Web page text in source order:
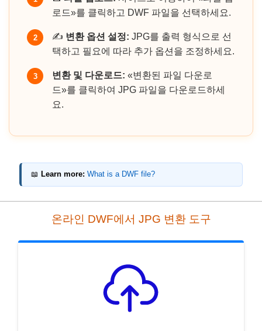
로드»를 클릭하고 DWF 파일을 선택하세요.
2 ✍️ 변환 옵션 설정: JPG를 출력 형식으로 선
택하고 필요에 따라 추가 옵션을 조정하세요.
3 변환 및 다운로드: «변환된 파일 다운로
드»를 클릭하여 JPG 파일을 다운로드하세
요.
📖 Learn more: What is a DWF file?
온라인 DWF에서 JPG 변환 도구